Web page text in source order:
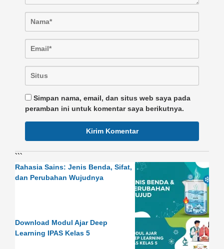
Simpan nama, email, dan situs web saya pada
peramban ini untuk komentar saya berikutnya.
```
Rahasia Sains: Jenis Benda, Sifat,
dan Perubahan Wujudnya
Download Modul Ajar Deep
Learning IPAS Kelas 5